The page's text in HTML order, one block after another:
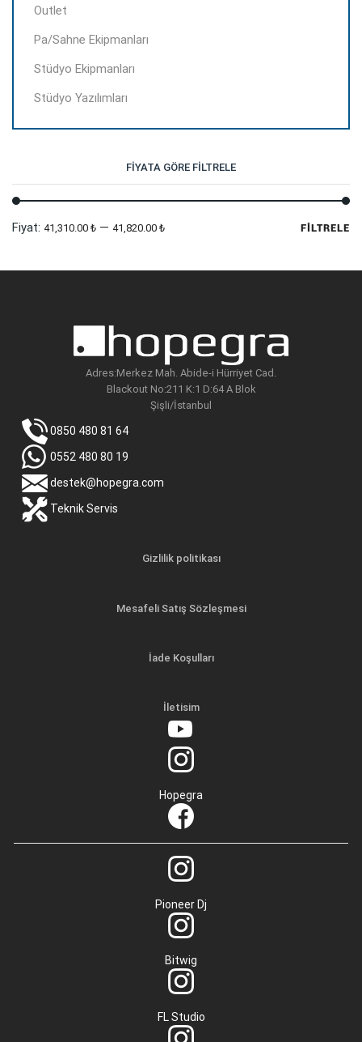
Outlet
Pa/Sahne Ekipmanları
Stüdyo Ekipmanları
Stüdyo Yazılımları
FIYATA GÖRE FILTRELE
En
En
FILTRELE
Fiyat: 41,310.00 ₺ — 41,820.00 ₺
Adres:Merkez Mah. Abide-i Hürriyet Cad.
Blackout No:211 K:1 D:64 A Blok
Şişli/İstanbul
0850 480 81 64
0552 480 80 19
destek@hopegra.com
Teknik Servis
Gizlilik politikası
Mesafeli Satış Sözleşmesi
İade Koşulları
İletisim
Hopegra
Pioneer Dj
Bitwig
FL Studio